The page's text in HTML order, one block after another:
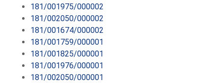
181/001975/000002
181/002050/000002
181/001674/000002
181/001759/000001
181/001825/000001
181/001976/000001
181/002050/000001